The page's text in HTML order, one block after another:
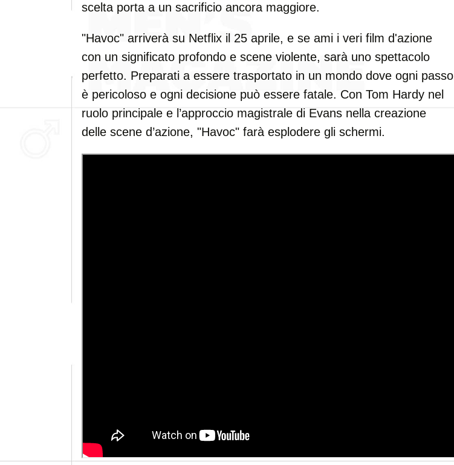
scelta porta a un sacrificio ancora maggiore.
"Havoc" arriverà su Netflix il 25 aprile, e se ami i veri film d'azione
con un significato profondo e scene violente, sarà uno spettacolo
perfetto. Preparati a essere trasportato in un mondo dove ogni passo
è pericoloso e ogni decisione può essere fatale. Con Tom Hardy nel
ruolo principale e l’approccio magistrale di Evans nella creazione
delle scene d’azione, "Havoc" farà esplodere gli schermi.